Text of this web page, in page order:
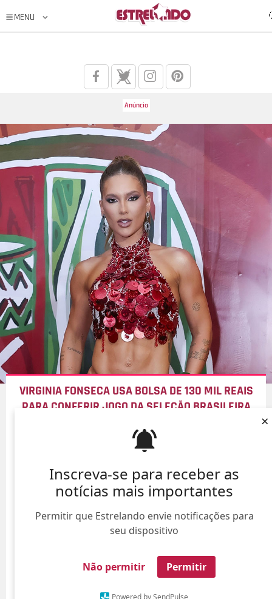
Inscreva-se para receber as
notícias mais importantes
Permitir que Estrelando envie notificações para
seu dispositivo
Não permitir Permitir
×
VIRGINIA FONSECA USA BOLSA DE 130 MIL REAIS
PARA CONFERIR JOGO DA SELEÇÃO BRASILEIRA